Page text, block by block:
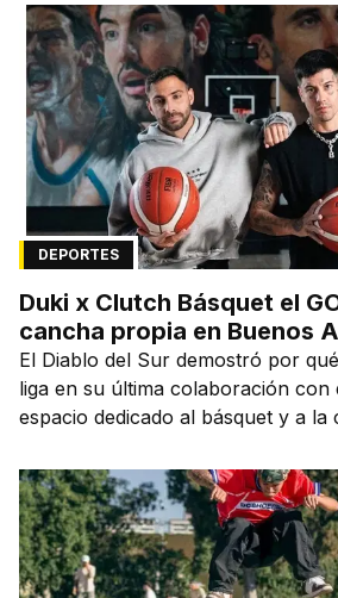
DEPORTES
Duki x Clutch Básquet el
cancha propia en Buenos
El Diablo del Sur demostró por
liga en su última colaboración con
espacio dedicado al básquet y a